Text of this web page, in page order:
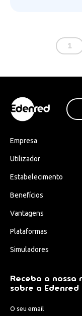
1
Empresa
Utilizador
Estabelecimento
Benefícios
Vantagens
Plataformas
Simuladores
Receba a nossa
sobre a Edenred